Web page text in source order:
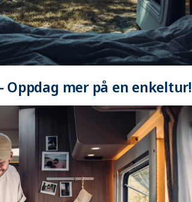
Oppdag mer på en enkeltur!